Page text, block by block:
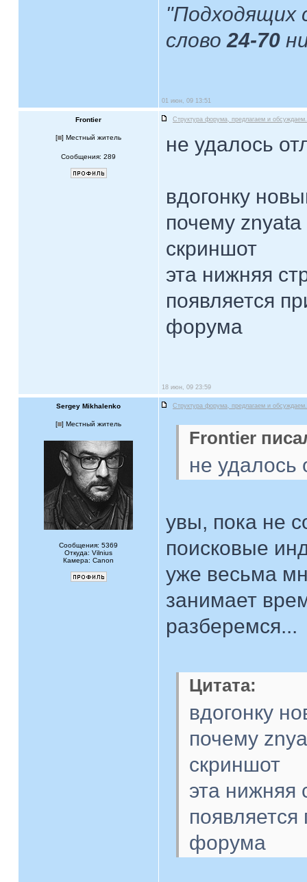
"Подходящих
слово 24-70
01 июн, 09 13:51
Frontier Структура форума, предлагаем и обсуждаем.
[ ] Местный житель
Сообщения: 289
не удалось
вдогонку
почему
скриншот
эта нижняя
появляется
форума
18 июн, 09 23:59
Sergey Mikhalenko Структура форума, предлагаем и обсуждаем.
[ ] Местный житель
Сообщения: 5369
Откуда: Vilnius
Камера: Canon
Frontier
не удалось
увы, пока не
поисковые
уже весьма
занимает
разберемся...
Цитата:
вдогонку
почему
скриншот
эта нижняя
форума